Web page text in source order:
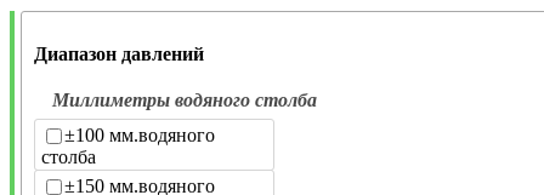
Диапазон давлений
Миллиметры водяного столба
±100 мм.водяного
столба
±150 мм.водяного